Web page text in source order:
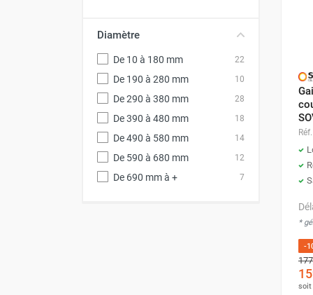
Distributeur de savon
Chauffage fixe atelier
Chauffage d'atelier fixe au fioul et
GNR
Chauffage au fioul avec réservoir
intégré
Chauffage au fioul à raccorder sur
citerne
Aérotherme au fioul
Diamètre
De 10 à 180 mm 22
De 190 à 280 mm 10
De 290 à 380 mm 28
De 390 à 480 mm 18
De 490 à 580 mm 14
De 590 à 680 mm 12
De 690 mm à + 7
*
-
soit